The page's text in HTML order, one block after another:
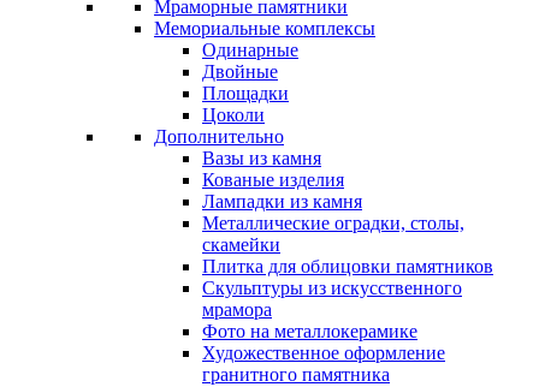
Мраморные памятники
Мемориальные комплексы
Одинарные
Двойные
Площадки
Цоколи
Дополнительно
Вазы из камня
Кованые изделия
Лампадки из камня
Металлические оградки, столы,
скамейки
Плитка для облицовки памятников
Скульптуры из искусственного
мрамора
Фото на металлокерамике
Художественное оформление
гранитного памятника